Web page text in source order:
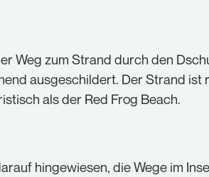
Weg zum Strand durch den
ausgeschildert. Der Strand ist
als der Red Frog Beach.
hingewiesen, die Wege im